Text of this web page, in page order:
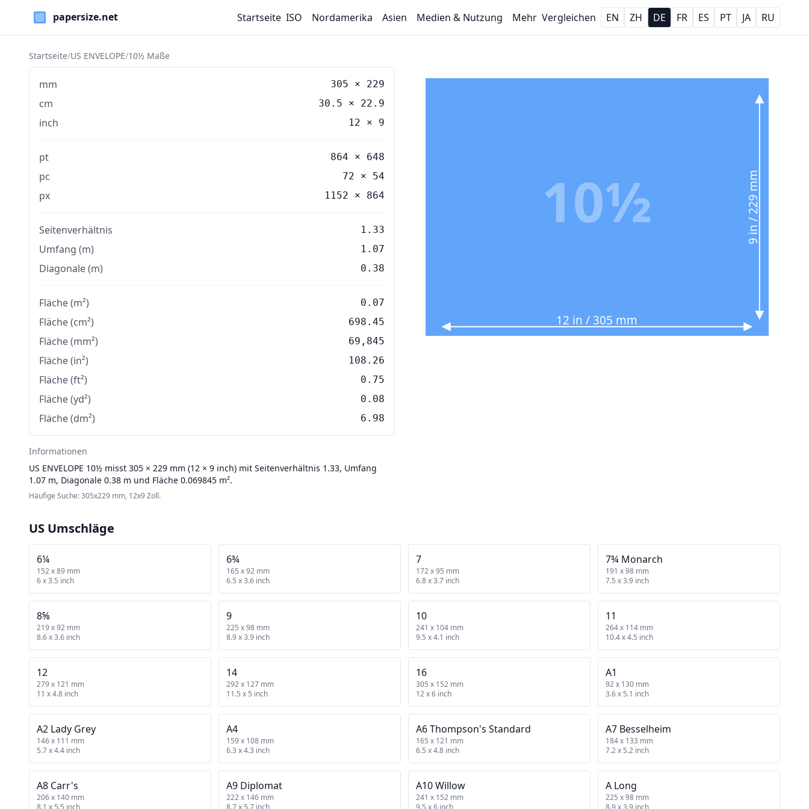
Paper Sizes Startseite ISO Nordamerika Asien Medien & Nutzung Mehr Vergleichen EN ZH DE FR ES PT JA RU
Startseite/US ENVELOPE/10½ Maße
mm 305 × 229
cm 30.5 × 22.9
inch 12 × 9
pt 864 × 648
pc 72 × 54
px 1152 × 864
Seitenverhältnis 1.33
Umfang (m) 1.07
Diagonale (m) 0.38
Fläche (m²) 0.07
Fläche (cm²) 698.45
Fläche (mm²) 69,845
Fläche (in²) 108.26
Fläche (ft²) 0.75
Fläche (yd²) 0.08
Fläche (dm²) 6.98
Informationen
US ENVELOPE 10½ misst 305 × 229 mm (12 × 9 inch) mit Seitenverhältnis 1.33, Umfang
1.07 m, Diagonale 0.38 m und Fläche 0.069845 m².
Häufige Suche: 305x229 mm, 12x9 Zoll.
12 in / 305 mm
9 in / 229 mm
10½
US Umschläge
6¼
152 x 89 mm
6 x 3.5 inch
6¾
165 x 92 mm
6.5 x 3.6 inch
7
172 x 95 mm
6.8 x 3.7 inch
7¾ Monarch
191 x 98 mm
7.5 x 3.9 inch
8⅝
219 x 92 mm
8.6 x 3.6 inch
9
225 x 98 mm
8.9 x 3.9 inch
10
241 x 104 mm
9.5 x 4.1 inch
11
264 x 114 mm
10.4 x 4.5 inch
12
279 x 121 mm
11 x 4.8 inch
14
292 x 127 mm
11.5 x 5 inch
16
305 x 152 mm
12 x 6 inch
A1
92 x 130 mm
3.6 x 5.1 inch
A2 Lady Grey
146 x 111 mm
5.7 x 4.4 inch
A4
159 x 108 mm
6.3 x 4.3 inch
A6 Thompson's Standard
165 x 121 mm
6.5 x 4.8 inch
A7 Besselheim
184 x 133 mm
7.2 x 5.2 inch
A8 Carr's
206 x 140 mm
8.1 x 5.5 inch
A9 Diplomat
222 x 146 mm
8.7 x 5.7 inch
A10 Willow
241 x 152 mm
9.5 x 6 inch
A Long
225 x 98 mm
8.9 x 3.9 inch